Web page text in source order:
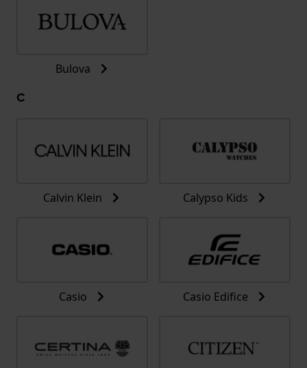
Bulova
C
Calvin Klein Calypso Kids
Casio Casio Edifice